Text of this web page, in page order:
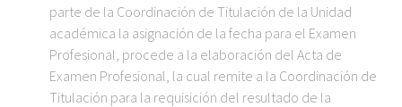
parte de la Coordinación de Titulación de la Unidad
académica la asignación de la fecha para el Examen
Profesional, procede a la elaboración del Acta de
Examen Profesional, la cual remite a la Coordinación de
Titulación para la requisición del resultado de la